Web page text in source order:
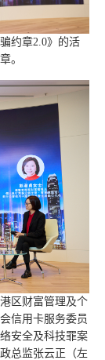
约章2.0》的活
。
区财富管理及个
信用卡服务委员
安全及科技罪案
总监张云正（左